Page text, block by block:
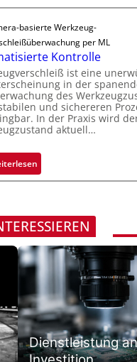
v
o
n
H
a
i
l
o
r
g
u
n
g
a
u
r
l
ä
s
s
g
e
D
r
u
m
a
r
k
n
e
r
k
e
basierte Werkzeug-
per ML
Kontrolle
ist eine
in der
des
und sichereren
In der Praxis wird
aktuell…
:
A
o
m
a
t
s
i
e
r
t
Dienstleistung